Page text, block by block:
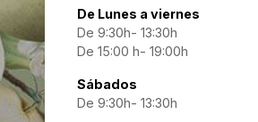
De Lunes a viernes
De 9:30h- 13:30h
De 15:00 h- 19:00h
Sábados
De 9:30h- 13:30h